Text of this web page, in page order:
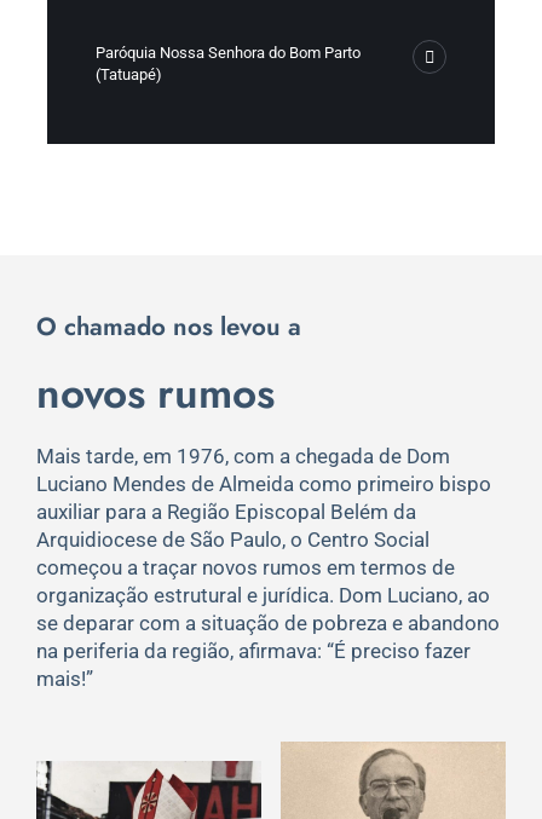
Paróquia Nossa Senhora do Bom Parto
(Tatuapé)
O chamado nos levou a
novos rumos
Mais tarde, em 1976, com a chegada de Dom
Luciano Mendes de Almeida como primeiro bispo
auxiliar para a Região Episcopal Belém da
Arquidiocese de São Paulo, o Centro Social
começou a traçar novos rumos em termos de
organização estrutural e jurídica. Dom Luciano, ao
se deparar com a situação de pobreza e abandono
na periferia da região, afirmava: “É preciso fazer
mais!”